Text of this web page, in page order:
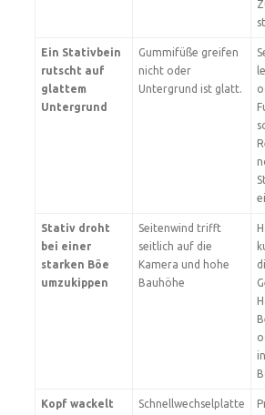
Ein Stativbein
rutscht auf
glattem
Untergrund
Gummifüße greifen
nicht oder
Untergrund ist glatt.
Stativ droht
bei einer
starken Böe
umzukippen
Seitenwind trifft
seitlich auf die
Kamera und hohe
Bauhöhe
Kopf wackelt
Schnellwechselplatte